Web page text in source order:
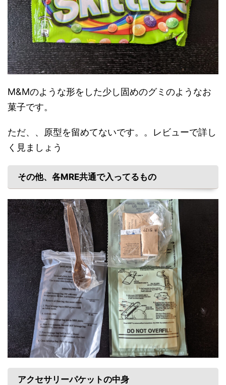
M&Mのような形をした少し固めのグミのようなお
菓子です。
ただ、、原型を留めてないです。。レビューで詳し
く見ましょう
その他、各MRE共通で入ってるもの
アクセサリーパケットの中身